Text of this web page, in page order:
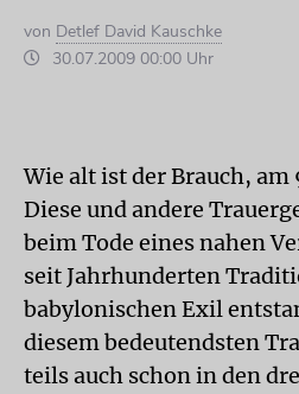
von Detlef David Kauschke
30.07.2009 00:00 Uhr
Wie alt ist der Brauch, am
Diese und andere
beim Tode eines nahen
seit Jahrhunderten
babylonischen Exil
diesem bedeutendsten
teils auch schon in den